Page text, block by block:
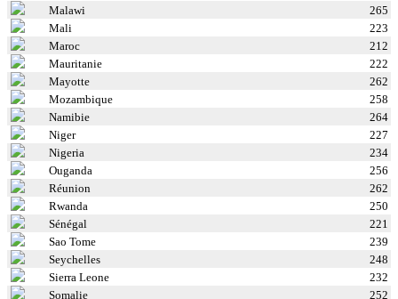
Malawi
265
Mali
223
Maroc
212
Mauritanie
222
Mayotte
262
Mozambique
258
Namibie
264
Niger
227
Nigeria
234
Ouganda
256
Réunion
262
Rwanda
250
Sénégal
221
Sao Tome
239
Seychelles
248
Sierra Leone
232
Somalie
252